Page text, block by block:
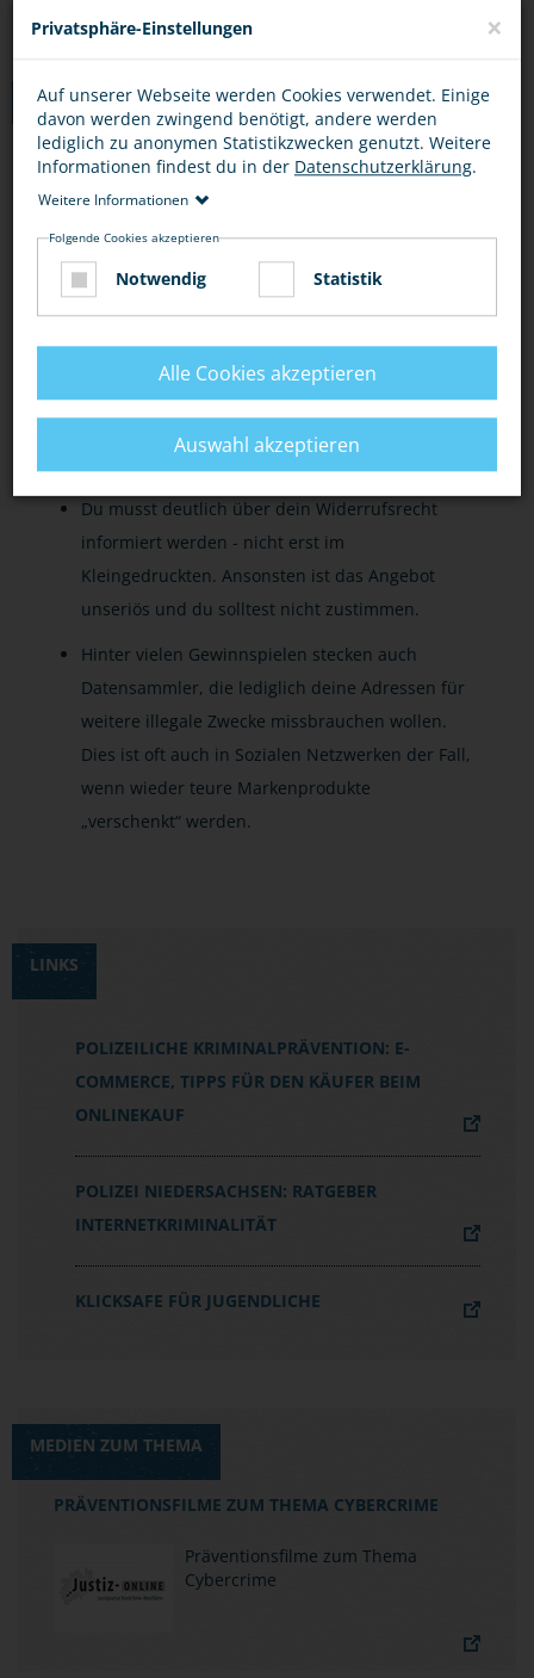
TIPPS
VORSICHT BEI GRATISANGEBOTEN ONLINE-SHOPS
Bei scheinbar kostenlosen Angeboten, die sofort
eine Registrierung erfordern, solltest du stutzig
werden. Oft sind sie nicht wirklich kostenlos.
Grundsätzlich solltest du misstrauisch sein bei
Lockbegriffen wie "Gratisangebot" und
kostenpflichtige Leistungen verstecken.
Du musst deutlich über dein Widerrufsrecht
informiert werden - nicht erst im
Kleingedruckten. Ansonsten ist das Angebot
unseriös und du solltest nicht zustimmen.
Hinter vielen Gewinnspielen stecken auch
Datensammler, die lediglich deine Adressen für
weitere illegale Zwecke missbrauchen wollen.
Dies ist oft auch in Sozialen Netzwerken der Fall,
wenn wieder teure Markenprodukte
„verschenkt“ werden.
LINKS
POLIZEILICHE KRIMINALPRÄVENTION: E-
COMMERCE, TIPPS FÜR DEN KÄUFER BEIM
ONLINEKAUF
POLIZEI NIEDERSACHSEN: RATGEBER
INTERNETKRIMINALITÄT
KLICKSAFE FÜR JUGENDLICHE
MEDIEN ZUM THEMA
PRÄVENTIONSFILME ZUM THEMA CYBERCRIME
Präventionsfilme zum Thema
Cybercrime
Privatsphäre-Einstellungen ×
Auf unserer Webseite werden Cookies verwendet. Einige
davon werden zwingend benötigt, andere werden
lediglich zu anonymen Statistikzwecken genutzt. Weitere
Informationen findest du in der Datenschutzerklärung.
Weitere Informationen
Folgende Cookies akzeptieren
Notwendig Statistik
Alle Cookies akzeptieren
Auswahl akzeptieren